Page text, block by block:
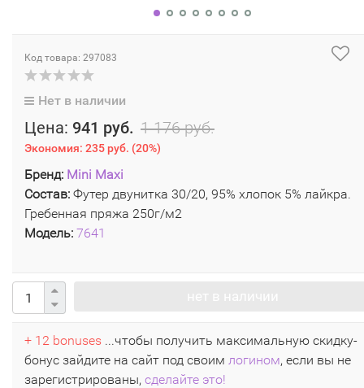
Код товара: 297083
Нет в наличии
Цена: 941 руб. 1 176 руб.
Экономия: 235 руб. (20%)
Бренд: Mini Maxi
Состав: Футер двунитка 30/20, 95% хлопок 5% лайкра.
Гребенная пряжа 250г/м2
Модель: 7641
+ 12 bonuses ...чтобы получить максимальную скидку-
бонус зайдите на сайт под своим логином, если вы не
зарегистрированы, сделайте это!